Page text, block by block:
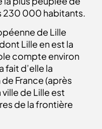
230 000 habitants.
de Lille
Lille en est la
compte environ
fait d’elle la
France (après
ville de Lille est
de la frontière